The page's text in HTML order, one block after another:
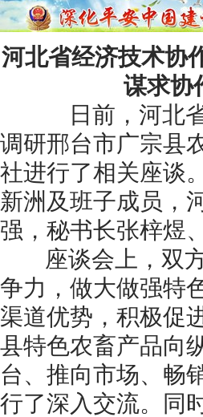
河北省经济技术协
谋求协
日前，河北省
调研邢台市广宗县
社进行了相关座谈
新洲及班子成员，
强，秘书长张梓煜
座谈会上，双方
争力，做大做强特
渠道优势，积极促
县特色农畜产品向
台、推向市场、畅
行了深入交流。同